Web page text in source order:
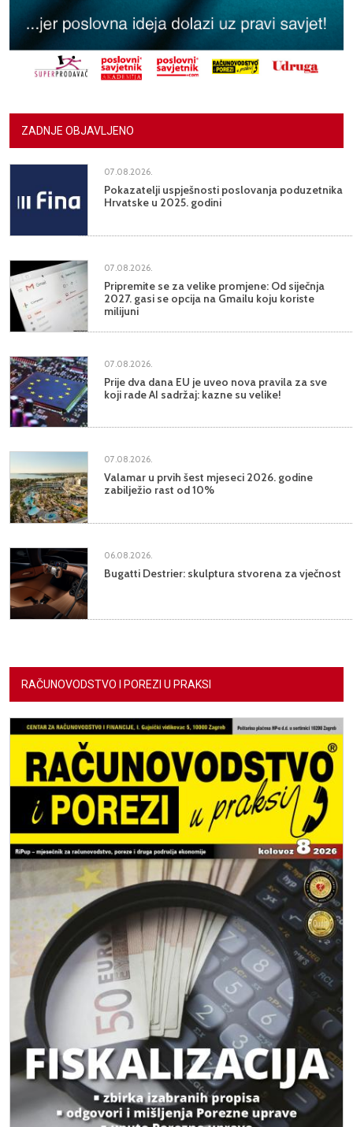
ZADNJE OBJAVLJENO
07.08.2026.
Pokazatelji uspješnosti poslovanja poduzetnika
Hrvatske u 2025. godini
07.08.2026.
Pripremite se za velike promjene: Od siječnja
2027. gasi se opcija na Gmailu koju koriste
milijuni
07.08.2026.
Prije dva dana EU je uveo nova pravila za sve
koji rade AI sadržaj: kazne su velike!
07.08.2026.
Valamar u prvih šest mjeseci 2026. godine
zabilježio rast od 10%
06.08.2026.
Bugatti Destrier: skulptura stvorena za vječnost
RAČUNOVODSTVO I POREZI U PRAKSI